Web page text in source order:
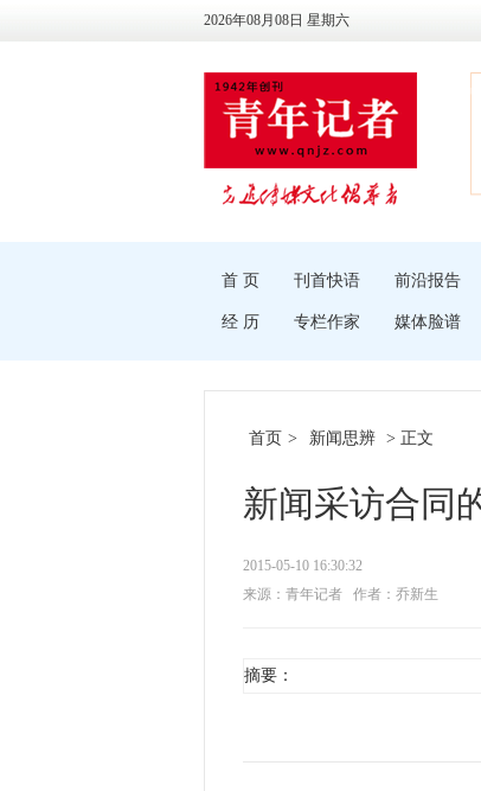
2026年08月08日 星期六
首 页 刊首快语 前沿报告
经 历 专栏作家 媒体脸谱
首页 > 新闻思辨 > 正文
新闻采访合同
2015-05-10 16:30:32
来源：青年记者
作者：乔新生
摘要：